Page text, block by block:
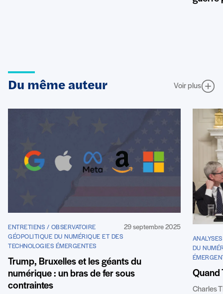
Du même auteur Voir plus
ENTRETIENS / OBSERVATOIRE
GÉOPOLITIQUE DU NUMÉRIQUE ET DES
TECHNOLOGIES ÉMERGENTES
29 septembre 2025
Trump, Bruxelles et les géants du
numérique : un bras de fer sous
contraintes
DU
Quand
Charles